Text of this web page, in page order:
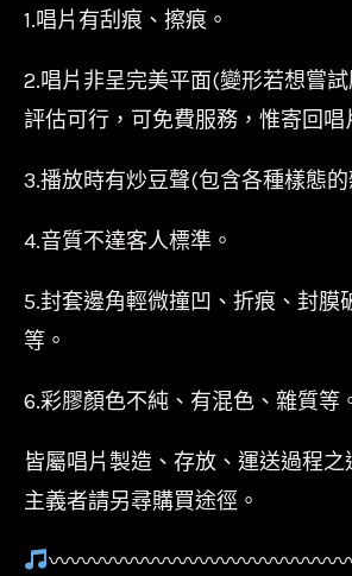
1.唱片有刮痕、擦痕。
2.唱片非呈完美平面(變形若想嘗
評估可行，可免費服務，惟寄回唱
3.播放時有炒豆聲(包含各種樣態的
4.音質不達客人標準。
5.封套邊角輕微撞凹、折痕、封膜
等。
6.彩膠顏色不純、有混色、雜質等
皆屬唱片製造、存放、運送過程
主義者請另尋購買途徑。
〰〰〰〰〰〰〰〰〰〰〰〰〰